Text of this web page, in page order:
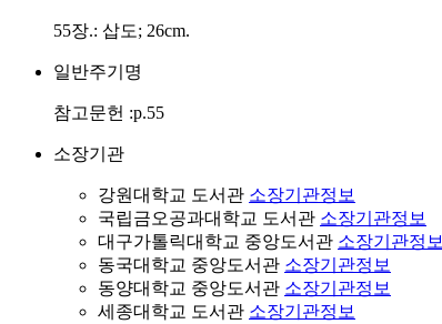
55장.: 삽도; 26cm.
일반주기명
참고문헌 :p.55
소장기관
강원대학교 도서관 소장기관정보
국립금오공과대학교 도서관 소장기관정보
대구가톨릭대학교 중앙도서관 소장기관정보
동국대학교 중앙도서관 소장기관정보
동양대학교 중앙도서관 소장기관정보
세종대학교 도서관 소장기관정보